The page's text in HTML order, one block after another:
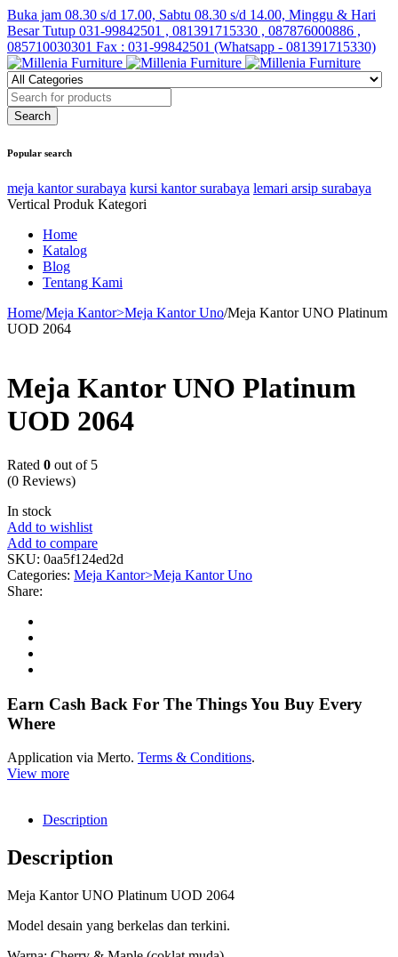
Buka jam 08.30 s/d 17.00, Sabtu 08.30 s/d 14.00, Minggu & Hari
Besar Tutup 031-99842501 , 081391715330 , 087876000886 ,
085710030301 Fax : 031-99842501 (Whatsapp - 081391715330)
Popular search
meja kantor surabaya kursi kantor surabaya lemari arsip surabaya
Vertical Produk Kategori
Home
Katalog
Blog
Tentang Kami
Home/Meja Kantor>Meja Kantor Uno/Meja Kantor UNO Platinum
UOD 2064
Meja Kantor UNO Platinum
UOD 2064
Rated 0 out of 5
(0 Reviews)
In stock
Add to wishlist
Add to compare
SKU: 0aa5f124ed2d
Categories: Meja Kantor>Meja Kantor Uno
Share:
Earn Cash Back For The Things You Buy Every
Where
Application via Merto. Terms & Conditions.
View more
Description
Description
Meja Kantor UNO Platinum UOD 2064
Model desain yang berkelas dan terkini.